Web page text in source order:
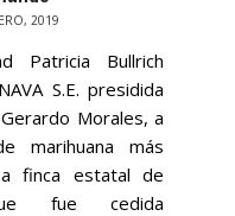
2019
Patricia Bullrich
S.E. presidida
Morales, a
marihuana más
finca estatal de
fue cedida